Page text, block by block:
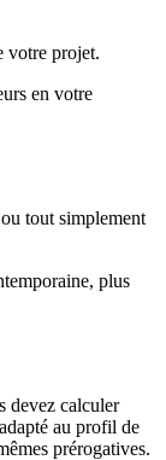
votre projet.
en votre
tout simplement
plus
devez calculer
au profil de
prérogatives.